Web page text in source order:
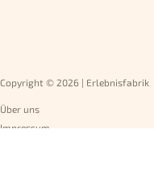
Copyright © 2026 | Erlebnisfabrik
Über uns
Impressum